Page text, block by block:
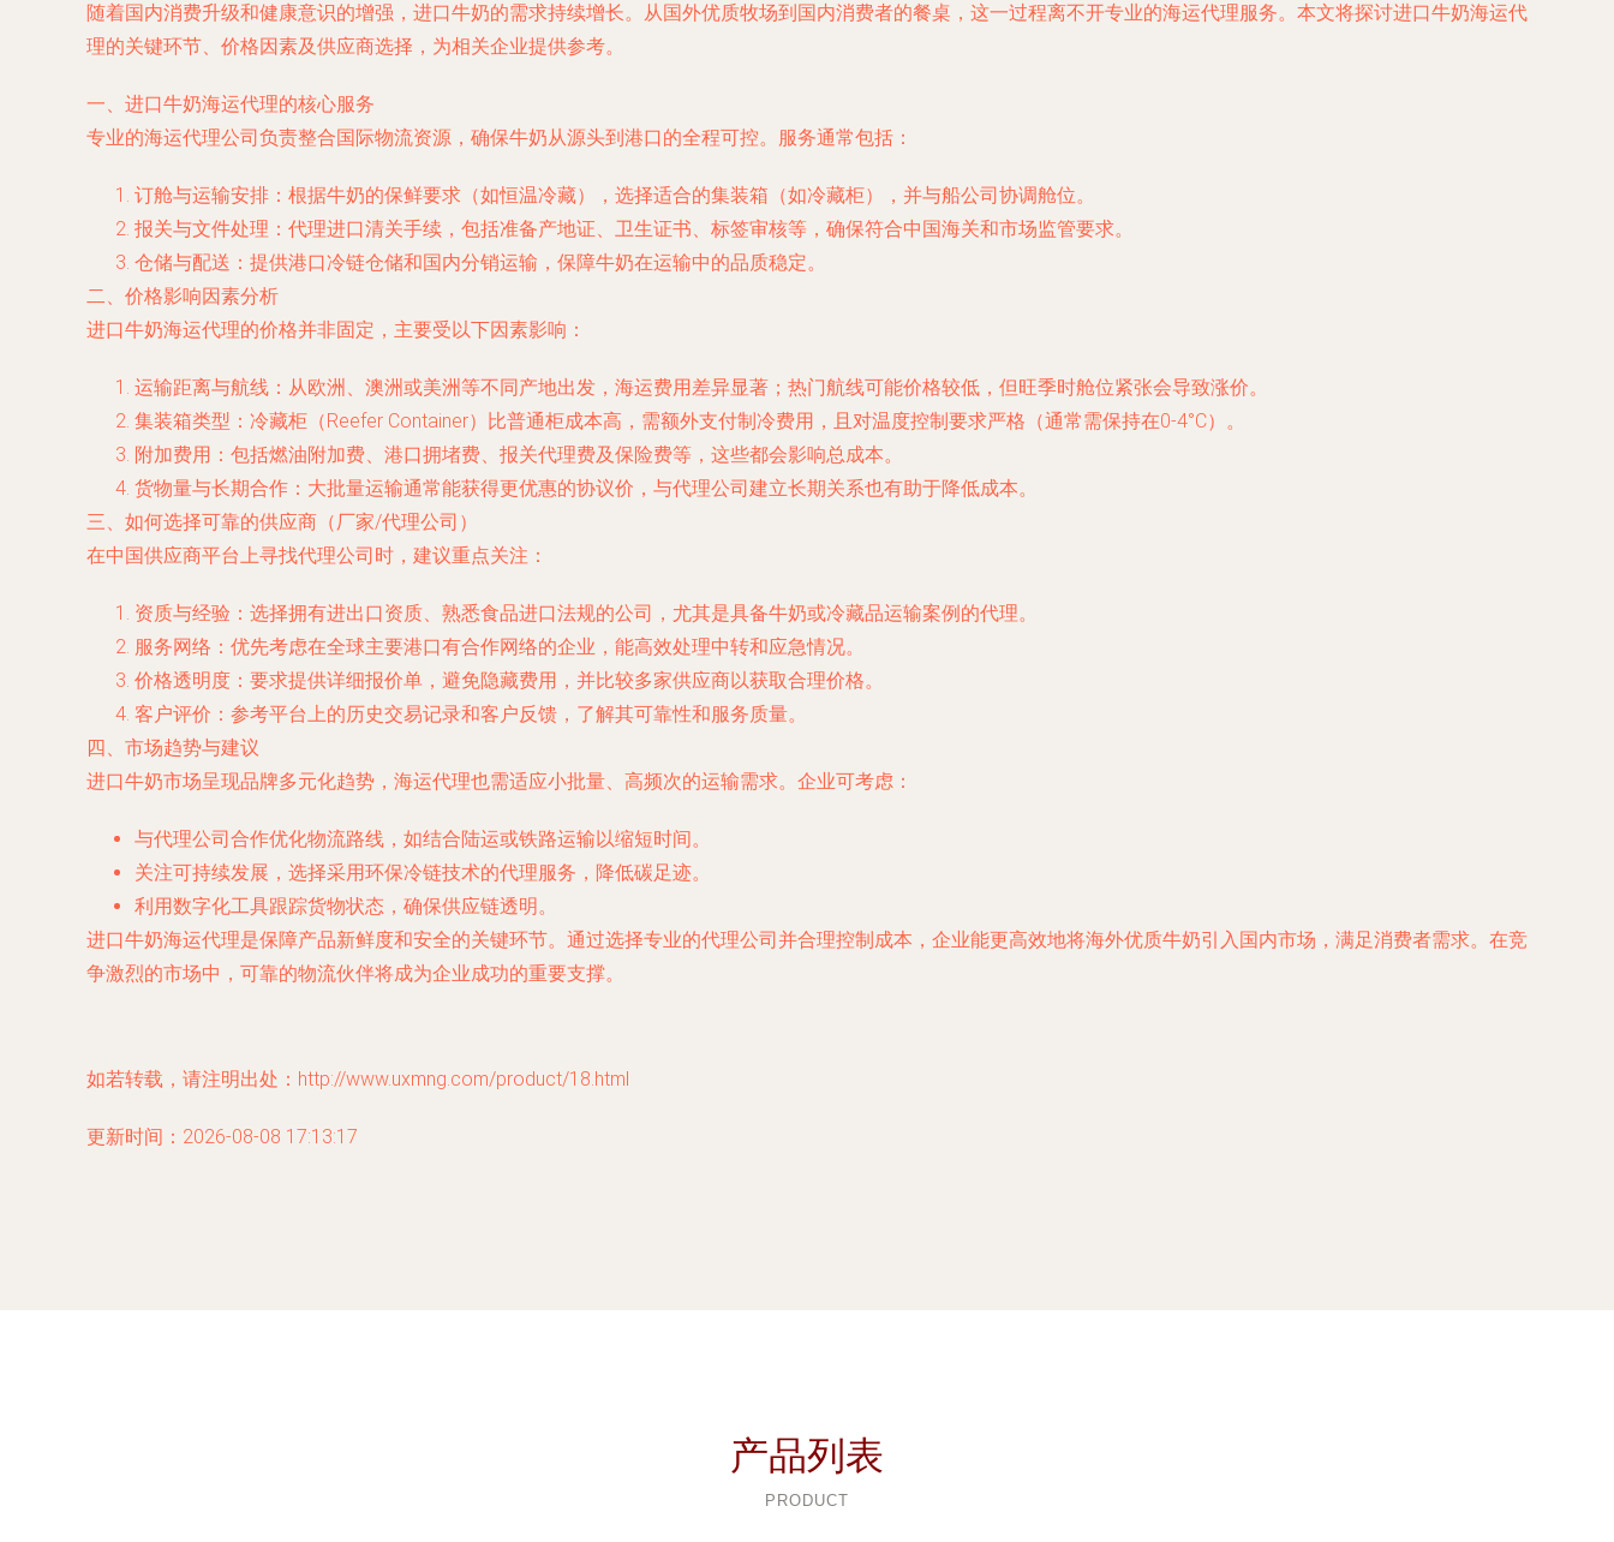
随着国内消费升级和健康意识的增强，进口牛奶的需求持续增长。从国外优质牧场到国内消费者的餐桌，这一过程离不开专业的海运代理服务。本文将探讨进口牛奶海运代
理的关键环节、价格因素及供应商选择，为相关企业提供参考。
一、进口牛奶海运代理的核心服务
专业的海运代理公司负责整合国际物流资源，确保牛奶从源头到港口的全程可控。服务通常包括：
订舱与运输安排：根据牛奶的保鲜要求（如恒温冷藏），选择适合的集装箱（如冷藏柜），并与船公司协调舱位。
报关与文件处理：代理进口清关手续，包括准备产地证、卫生证书、标签审核等，确保符合中国海关和市场监管要求。
仓储与配送：提供港口冷链仓储和国内分销运输，保障牛奶在运输中的品质稳定。
二、价格影响因素分析
进口牛奶海运代理的价格并非固定，主要受以下因素影响：
运输距离与航线：从欧洲、澳洲或美洲等不同产地出发，海运费用差异显著；热门航线可能价格较低，但旺季时舱位紧张会导致涨价。
集装箱类型：冷藏柜（Reefer Container）比普通柜成本高，需额外支付制冷费用，且对温度控制要求严格（通常需保持在0-4°C）。
附加费用：包括燃油附加费、港口拥堵费、报关代理费及保险费等，这些都会影响总成本。
货物量与长期合作：大批量运输通常能获得更优惠的协议价，与代理公司建立长期关系也有助于降低成本。
三、如何选择可靠的供应商（厂家/代理公司）
在中国供应商平台上寻找代理公司时，建议重点关注：
资质与经验：选择拥有进出口资质、熟悉食品进口法规的公司，尤其是具备牛奶或冷藏品运输案例的代理。
服务网络：优先考虑在全球主要港口有合作网络的企业，能高效处理中转和应急情况。
价格透明度：要求提供详细报价单，避免隐藏费用，并比较多家供应商以获取合理价格。
客户评价：参考平台上的历史交易记录和客户反馈，了解其可靠性和服务质量。
四、市场趋势与建议
进口牛奶市场呈现品牌多元化趋势，海运代理也需适应小批量、高频次的运输需求。企业可考虑：
与代理公司合作优化物流路线，如结合陆运或铁路运输以缩短时间。
关注可持续发展，选择采用环保冷链技术的代理服务，降低碳足迹。
利用数字化工具跟踪货物状态，确保供应链透明。
进口牛奶海运代理是保障产品新鲜度和安全的关键环节。通过选择专业的代理公司并合理控制成本，企业能更高效地将海外优质牛奶引入国内市场，满足消费者需求。在竞
争激烈的市场中，可靠的物流伙伴将成为企业成功的重要支撑。
如若转载，请注明出处：http://www.uxmng.com/product/18.html
更新时间：2026-08-08 17:13:17
产品列表
PRODUCT